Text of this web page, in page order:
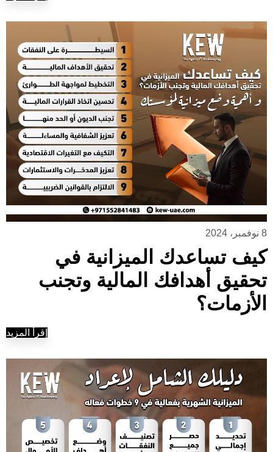
8 نوفمبر، 2024
كيف تساعدك الميزانية في
تحقيق أهدافك المالية وتجنب
الأزمات؟
إقرأ المزيد